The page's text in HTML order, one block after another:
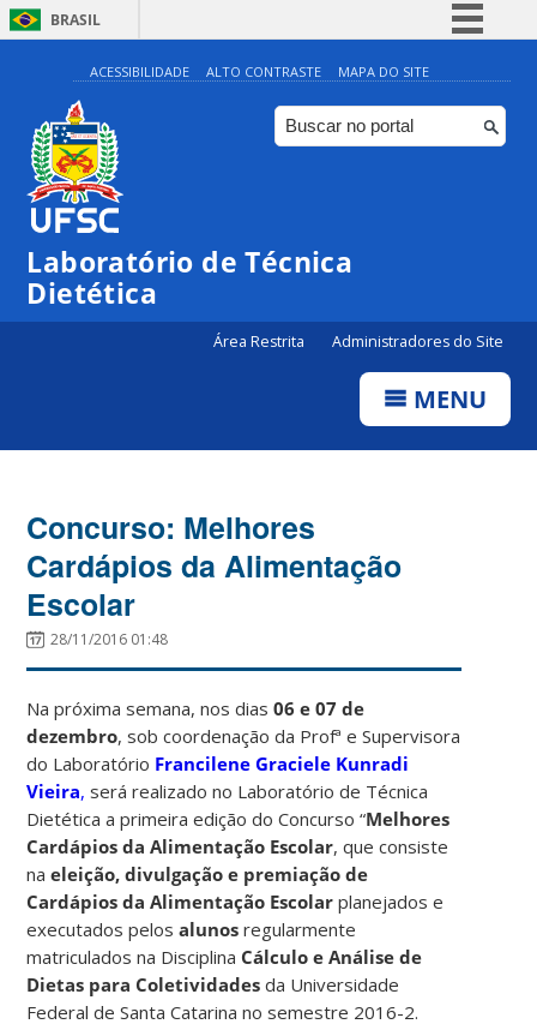
BRASIL
Simplifique!
Comunica BR
Participe
ACESSIBILIDADE ALTO CONTRASTE MAPA DO SITE
Laboratório de Técnica
Dietética
Área Restrita Administradores do Site
MENU
Concurso: Melhores
Cardápios da Alimentação
Escolar
28/11/2016 01:48
Na próxima semana, nos dias06 e 07 de
dezembro, sob coordenação da Profª e Supervisora
do Laboratório Francilene Graciele Kunradi
Vieira,será realizado no Laboratório de Técnica
Dietética a primeira edição do Concurso “Melhores
Cardápios da Alimentação Escolar, que consiste
naeleição, divulgação e premiação de
Cardápios da Alimentação Escolar planejados e
executados pelosalunos regularmente
matriculados na Disciplina Cálculo e Análise de
Dietas para Coletividades da Universidade
Federal de Santa Catarina no semestre 2016-2.